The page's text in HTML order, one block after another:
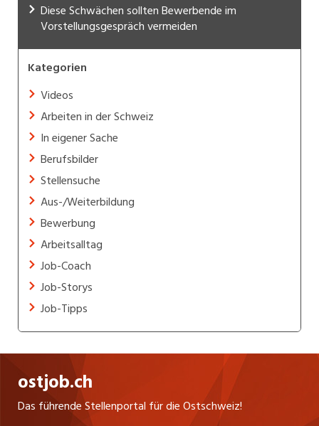
Diese Schwächen sollten Bewerbende im
Vorstellungsgespräch vermeiden
Kategorien
Videos
Arbeiten in der Schweiz
In eigener Sache
Berufsbilder
Stellensuche
Aus-/Weiterbildung
Bewerbung
Arbeitsalltag
Job-Coach
Job-Storys
Job-Tipps
ostjob.ch
Das führende Stellenportal für die Ostschweiz!